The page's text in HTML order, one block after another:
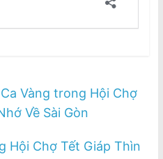
Vàng trong Hội Chợ
Về Sài Gòn
Hội Chợ Tết Giáp Thìn